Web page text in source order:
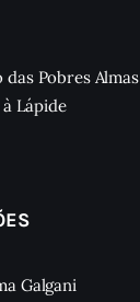
das Pobres Almas
Lápide
Galgani